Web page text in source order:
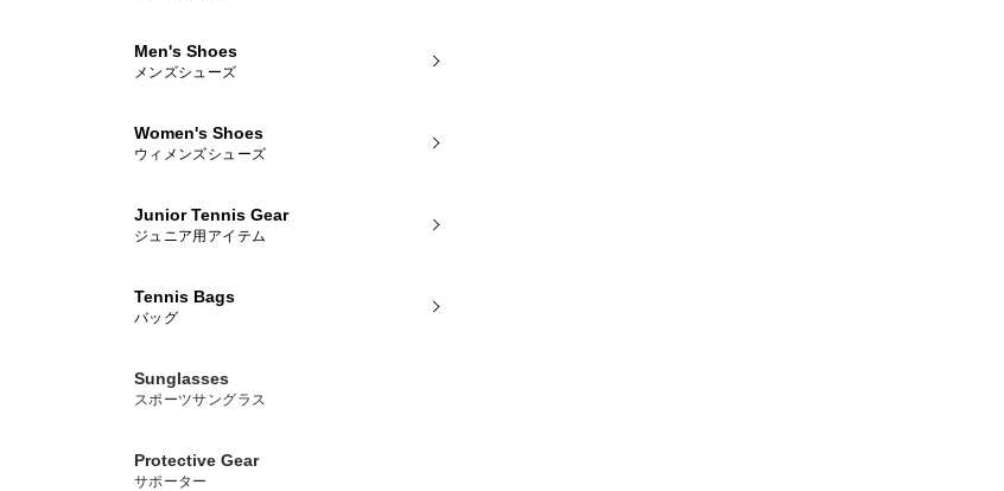
Men's Shoes
メンズシューズ
Women's Shoes
ウィメンズシューズ
Junior Tennis Gear
ジュニア用アイテム
Tennis Bags
バッグ
Sunglasses
スポーツサングラス
Protective Gear
サポーター